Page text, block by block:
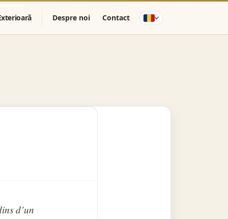
Despre noi Contact
d’un